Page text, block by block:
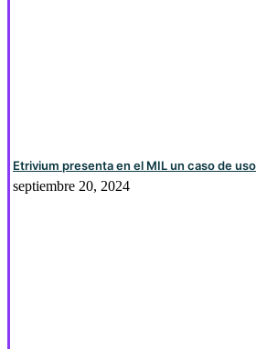
Etrivium presenta en el MIL un caso de
septiembre 20, 2024